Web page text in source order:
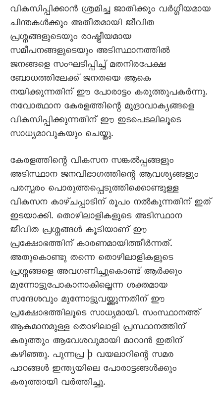
വികസിപ്പിക്കാന്‍ ശ്രമിച്ച ജാതിക്കും വര്‍ഗ്ഗീയമായ
ചിന്തകള്‍ക്കും അതീതമായി ജീവിത
പ്രശ്നങ്ങളുടെയും രാഷ്ട്രീയമായ
സമീപനങ്ങളുടെയും അടിസ്ഥാനത്തില്‍
ജനങ്ങളെ സംഘടിപ്പിച്ച് മതനിരപേക്ഷ
ബോധത്തിലേക്ക് ജനതയെ ആകെ
നയിക്കുന്നതിന് ഈ പോരാട്ടം കരുത്തുപകര്‍ന്നു.
നവോത്ഥാന കേരളത്തിന്റെ മുദ്രാവാക്യങ്ങളെ
വികസിപ്പിക്കുന്നതിന് ഈ ഇടപെടലിലൂടെ
സാധ്യമാവുകയും ചെയ്തു.
കേരളത്തിന്റെ വികസന സങ്കല്‍പ്പങ്ങളും
അടിസ്ഥാന ജനവിഭാഗത്തിന്റെ ആവശ്യങ്ങളും
പരസ്പരം പൊരുത്തപ്പെടുത്തിക്കൊണ്ടുള്ള
വികസന കാഴ്ചപ്പാടിന് രൂപം നല്‍കുന്നതിന് ഇത്
ഇടയാക്കി. തൊഴിലാളികളുടെ അടിസ്ഥാന
ജീവിത പ്രശ്നങ്ങള്‍ കൂടിയാണ് ഈ
പ്രക്ഷോഭത്തിന് കാരണമായിത്തീര്‍ന്നത്.
അതുകൊണ്ടു തന്നെ തൊഴിലാളികളുടെ
പ്രശ്നങ്ങളെ അവഗണിച്ചുകൊണ്ട് ആര്‍ക്കും
മുന്നോട്ടുപോകാനാകില്ലെന്ന ശക്തമായ
സന്ദേശവും മുന്നോട്ടുവയ്ക്കുന്നതിന് ഈ
പ്രക്ഷോഭത്തിലൂടെ സാധ്യമായി. സംസ്ഥാനത്ത്
ആകമാനമുള്ള തൊഴിലാളി പ്രസ്ഥാനത്തിന്
കരുത്തും ആവേശവുമായി മാറാന്‍ ഇതിന്
കഴിഞ്ഞു. പുന്നപ്ര þ വയലാറിന്റെ സമര
പാഠങ്ങള്‍ ഇന്ത്യയിലെ പോരാട്ടങ്ങള്‍ക്കും
കരുത്തായി വര്‍ത്തിച്ചു.